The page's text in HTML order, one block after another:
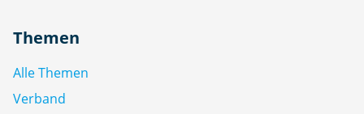
Themen
Alle Themen
Verband